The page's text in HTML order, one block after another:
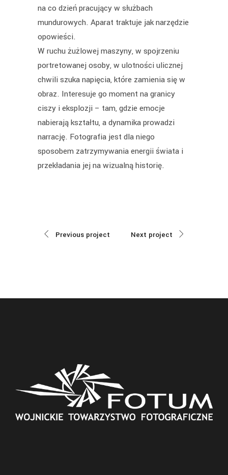
na co dzień pracujący w służbach
mundurowych. Aparat traktuje jak narzędzie
opowieści.
W ruchu żużlowej maszyny, w spojrzeniu
portretowanej osoby, w ulotności ulicznej
chwili szuka napięcia, które zamienia się w
obraz. Interesuje go moment na granicy
ciszy i eksplozji – tam, gdzie emocje
nabierają kształtu, a dynamika prowadzi
narrację. Fotografia jest dla niego
sposobem zatrzymywania energii świata i
przekładania jej na wizualną historię.
Previous project Next project